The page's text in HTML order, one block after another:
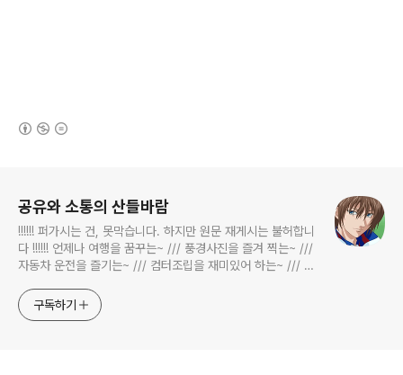
공유와 소통의 산들바람
!!!!!! 퍼가시는 건, 못막습니다. 하지만 원문 재게시는 불허합니
다 !!!!!! 언제나 여행을 꿈꾸는~ /// 풍경사진을 즐겨 찍는~ ///
자동차 운전을 즐기는~ /// 컴터조립을 재미있어 하는~ /// 고
식하는 미드가 있는~ /// 사회적 이슈에 발언하는~ 不老巨
구독하기